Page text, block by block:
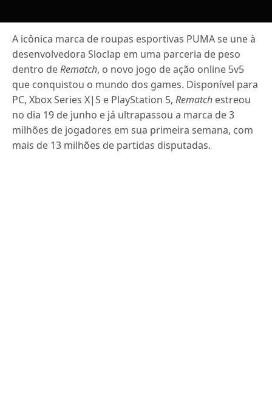
A icônica marca de roupas esportivas PUMA se une à
desenvolvedora Sloclap em uma parceria de peso
dentro deRematch, o novo jogo de ação online 5v5
que conquistou o mundo dos games. Disponível para
PC, Xbox Series X|S e PlayStation 5,Rematch estreou
no dia 19 de junho e já ultrapassou a marca de 3
milhões de jogadores em sua primeira semana, com
mais de 13 milhões de partidas disputadas.